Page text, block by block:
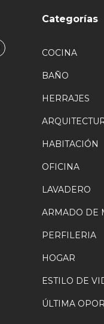
Categorías
COCINA
BAÑO
HERRAJES
HABITACIÓN
OFICINA
LAVADERO
ARMADO DE
PERFILERIA
HOGAR
ESTILO DE
ÚLTIMA